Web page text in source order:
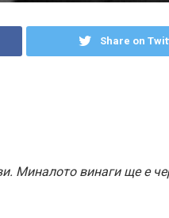
Share on
Миналото винаги ще е